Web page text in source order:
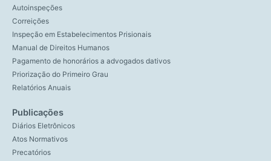
Autoinspeções
Correições
Inspeção em Estabelecimentos Prisionais
Manual de Direitos Humanos
Pagamento de honorários a advogados dativos
Priorização do Primeiro Grau
Relatórios Anuais
Publicações
Diários Eletrônicos
Atos Normativos
Precatórios